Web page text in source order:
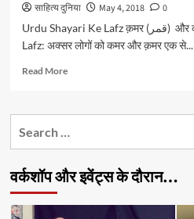
साहित्य दुनिया May 4, 2018
0
Urdu Shayari Ke Lafz क़मर (قمر) और कमर (کمر) Urdu Shayari Ke
Lafz: अक्सर लोगों को कमर और क़मर एक से...
Read MoreRead
उर्दू
:
क़मर,
कमर
वर्कशॉप और इवेंट्स के दौरान…